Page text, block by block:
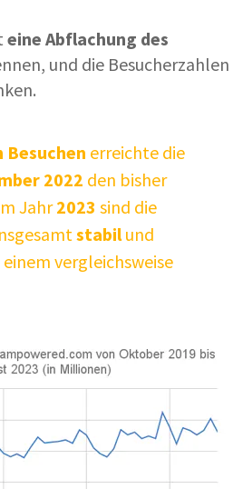
eine Abflachung des
und die Besucherzahlen
Besuchen erreichte die
2022 den bisher
Jahr2023 sind die
stabilund
vergleichsweise